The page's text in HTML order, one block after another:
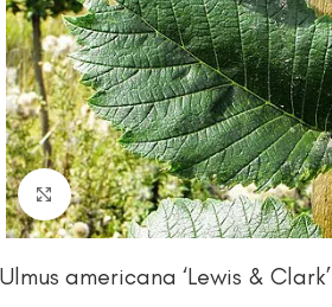
Click to enlarge
Ulmus americana ‘Lewis & Clark’